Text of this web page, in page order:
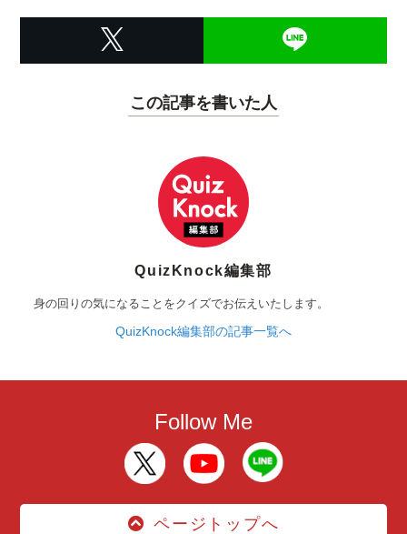
この記事を書いた人
QuizKnock編集部
身の回りの気になることをクイズでお伝えいたします。
QuizKnock編集部の記事一覧へ
Follow Me
ページトップへ